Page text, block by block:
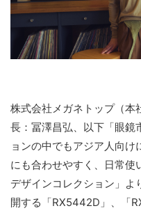
株式会社メガネトップ（本
長：冨澤昌弘、以下「眼鏡
ョンの中でもアジア人向
にも合わせやすく、日常使
デザインコレクション」
開する「RX5442D」、「